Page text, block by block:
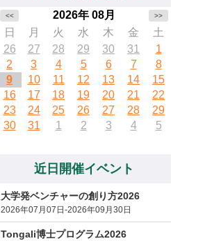
<< 2026年 08月 >>
日 月 火 水 木 金
土
26
27 28 29 30 31
1
2
3 4 5 6 7
8
9
10 11 12 13 14
15
16
17 18 19 20 21
22
23
24 25 26 27 28
29
30
31 1 2 3 4 5
近日開催イベント
大学発ベンチャーの創り方2026
2026年07月07日-2026年09月30日
Tongali博士プログラム2026